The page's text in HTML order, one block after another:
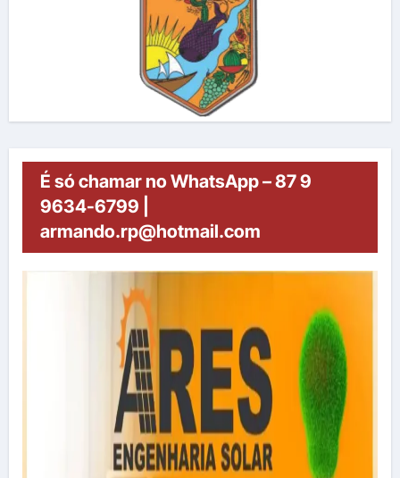
É só chamar no WhatsApp – 87 9
9634-6799 |
armando.rp@hotmail.com